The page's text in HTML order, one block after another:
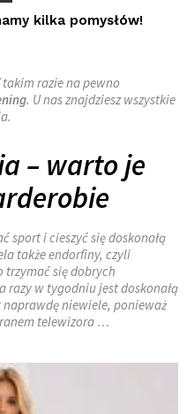
kilka pomysłów!
razie na pewno
. U nas znajdziesz wszystkie
– warto je
sport i cieszyć się doskonałą
także endorfiny, czyli
trzymać się dobrych
w tygodniu jest doskonałą
niewiele, ponieważ
telewizora …